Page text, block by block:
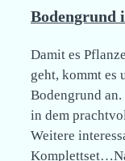
Bodengrund
Damit es
geht, kommt es
Bodengrund
in dem
Weitere